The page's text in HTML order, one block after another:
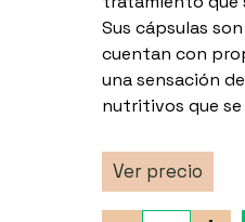
Sus cápsulas
cuentan con
una sensación
nutritivos que
Ver precio